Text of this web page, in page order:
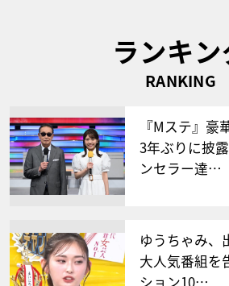
ランキ
RANKING
『Mステ』豪
3年ぶりに披
ンセラー達…
ゆうちゃみ、
大人気番組を